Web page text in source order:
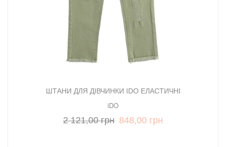
ШТАНИ ДЛЯ ДІВЧИНКИ IDO ЕЛАСТИЧНІ
iDO
2 121,00 грн 848,00 грн